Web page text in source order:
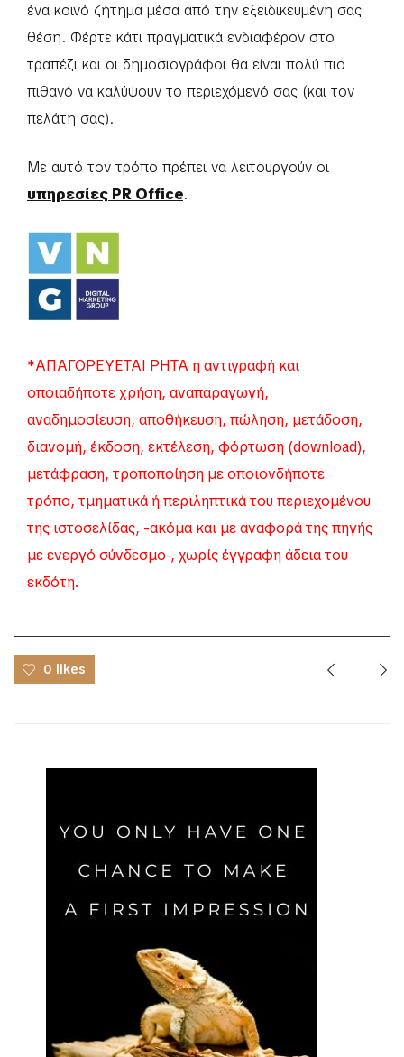
ένα κοινό ζήτημα μέσα από την εξειδικευμένη σας
θέση. Φέρτε κάτι πραγματικά ενδιαφέρον στο
τραπέζι και οι δημοσιογράφοι θα είναι πολύ πιο
πιθανό να καλύψουν το περιεχόμενό σας (και τον
πελάτη σας).
Με αυτό τον τρόπο πρέπει να λειτουργούν οι
υπηρεσίες PR Office.
*ΑΠΑΓΟΡΕΥΕΤΑΙ ΡΗΤΑ η αντιγραφή και
οποιαδήποτε χρήση, αναπαραγωγή,
αναδημοσίευση, αποθήκευση, πώληση, μετάδοση,
διανομή, έκδοση, εκτέλεση, φόρτωση (download),
μετάφραση, τροποποίηση με οποιονδήποτε
τρόπο, τμηματικά ή περιληπτικά του περιεχομένου
της ιστοσελίδας, -ακόμα και με αναφορά της πηγής
με ενεργό σύνδεσμο-, χωρίς έγγραφη άδεια του
εκδότη.
0 likes